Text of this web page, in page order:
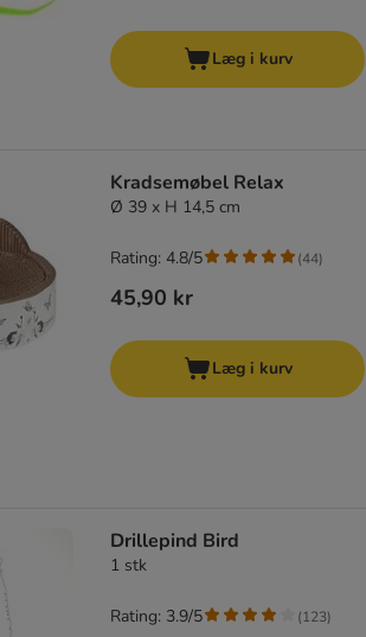
Læg i kurv
Kradsemøbel Relax
Ø 39 x H 14,5 cm
45,90 kr
Rating: 4.8/5 (44)
Læg i kurv
Drillepind Bird
1 stk
Rating: 3.9/5 (123)